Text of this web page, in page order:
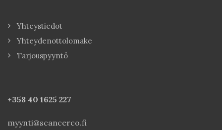
Yhteystiedot
Yhteydenottolomake
Tarjouspyyntö
+358 40 1625 227
myynti@scancerco.fi